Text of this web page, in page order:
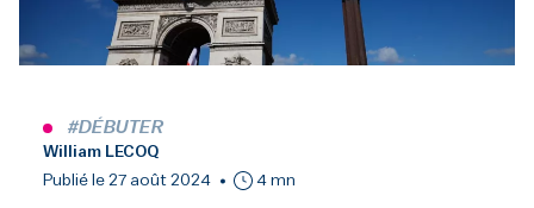
#DÉBUTER
William LECOQ
Publié le 27 août 2024
4 mn